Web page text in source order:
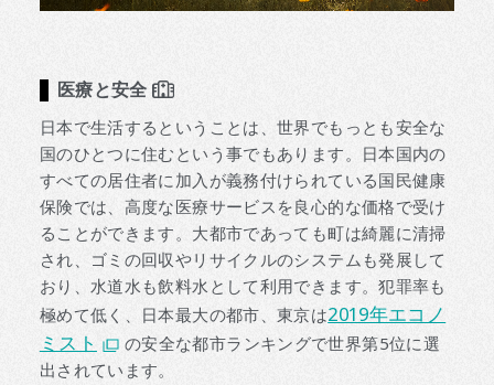
医療と安全
日本で生活するということは、世界でもっとも安全な
国のひとつに住むという事でもあります。日本国内の
すべての居住者に加入が義務付けられている国民健康
保険では、高度な医療サービスを良心的な価格で受け
ることができます。大都市であっても町は綺麗に清掃
され、ゴミの回収やリサイクルのシステムも発展して
おり、水道水も飲料水として利用できます。犯罪率も
極めて低く、日本最大の都市、東京は2019年エコノ
ミスト
の安全な都市ランキングで世界第5位に選
出されています。